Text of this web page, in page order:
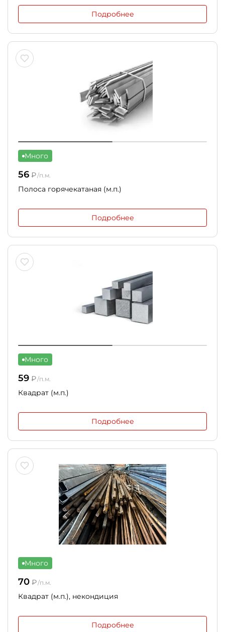
Подробнее
Много
56 ₽/п.м.
Полоса горячекатаная (м.п.)
Подробнее
Много
59 ₽/п.м.
Квадрат (м.п.)
Подробнее
Много
70 ₽/п.м.
Квадрат (м.п.), некондиция
Подробнее